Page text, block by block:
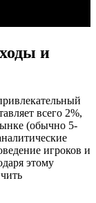
и
всего 2%,
(обычно 5-
игроков и
этому